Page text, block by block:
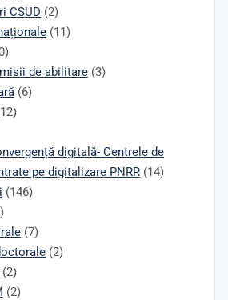
CSUD (2)
(11)
de abilitare(3)
(6)
digitală- Centrele de
pe digitalizare PNRR(14)
(146)
(7)
(2)
(2)